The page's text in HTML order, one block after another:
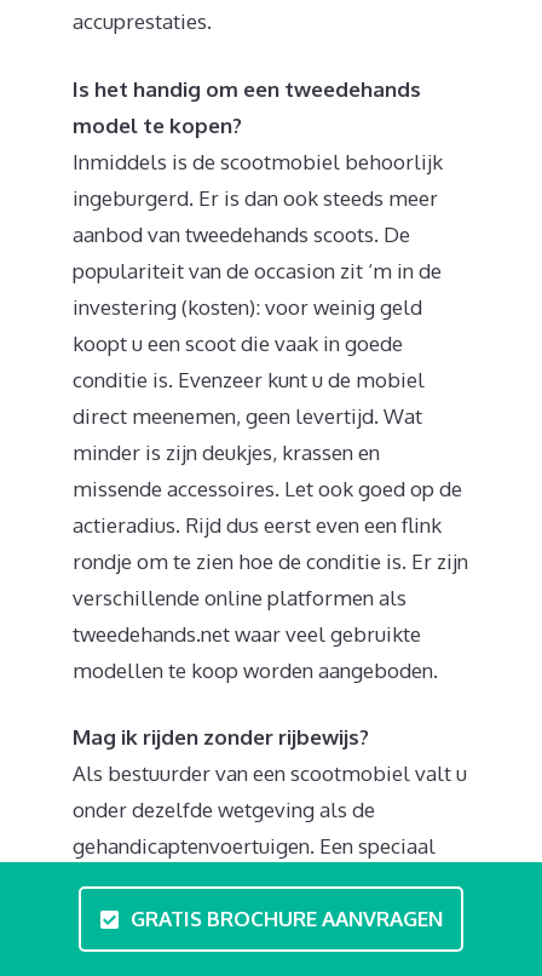
accuprestaties.
Is het handig om een tweedehands
model te kopen?
Inmiddels is de scootmobiel behoorlijk
ingeburgerd. Er is dan ook steeds meer
aanbod van tweedehands scoots. De
populariteit van de occasion zit ‘m in de
investering (kosten): voor weinig geld
koopt u een scoot die vaak in goede
conditie is. Evenzeer kunt u de mobiel
direct meenemen, geen levertijd. Wat
minder is zijn deukjes, krassen en
missende accessoires. Let ook goed op de
actieradius. Rijd dus eerst even een flink
rondje om te zien hoe de conditie is. Er zijn
verschillende online platformen als
tweedehands.net waar veel gebruikte
modellen te koop worden aangeboden.
Mag ik rijden zonder rijbewijs?
Als bestuurder van een scootmobiel valt u
onder dezelfde wetgeving als de
gehandicaptenvoertuigen. Een speciaal
rijbewijs of bromfietscertificaat is
overbodig. We raden wel aan eens een
bezoek te brengen aan een
GRATIS BROCHURE AANVRAGEN